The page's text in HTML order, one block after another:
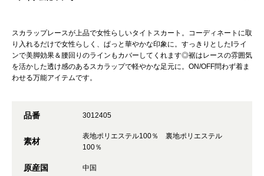
スカラップレースが上品で女性らしいタイトスカート。コーディネートに取
り入れるだけで女性らしく、ぱっと華やかな印象に。すっきりとしたIライ
ンで美脚効果＆腰回りのラインもカバーしてくれます◎裾はレースの雰囲気
を活かした透け感のあるスカラップで軽やかな足元に。ON/OFF問わず着ま
わせる万能アイテムです。
品番 3012405
素材
表地ポリエステル100％ 裏地ポリエステル
100％
原産国 中国